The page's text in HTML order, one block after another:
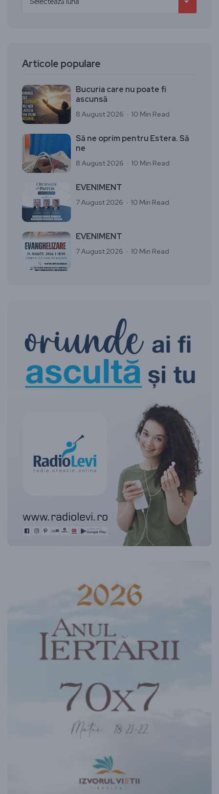
Articole populare
Bucuria care nu poate fi
ascunsă
8 August 2026 10 Min Read
Să ne oprim pentru Estera. Să
ne
8 August 2026 10 Min Read
EVENIMENT
7 August 2026 10 Min Read
EVENIMENT
7 August 2026 10 Min Read